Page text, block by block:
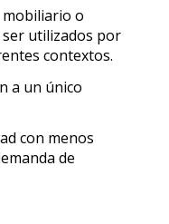
o
utilizados por
contextos.
a un único
con menos
de